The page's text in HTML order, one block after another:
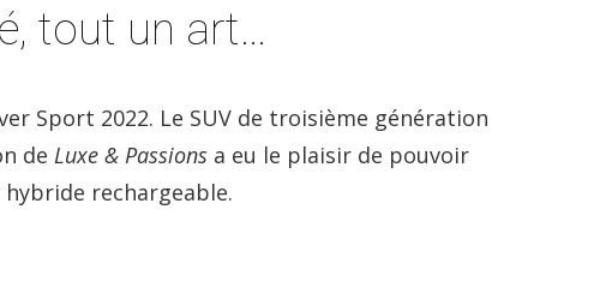
tout un art…
Sport 2022. Le SUV de troisième génération
de Luxe & Passionsa eu le plaisir de pouvoir
rechargeable.